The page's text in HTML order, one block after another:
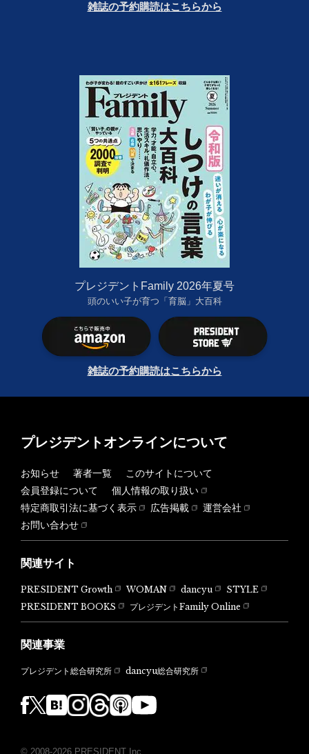
雑誌の予約購読はこちらから
プレジデントFamily 2026年夏号
頭のいい子が育つ「育脳」大百科
雑誌の予約購読はこちらから
プレジデントオンラインについて
お知らせ 著者一覧
このサイトについて
会員登録について
個人情報の取り扱い
特定商取引法に基づく表示
広告掲載
運営会社
お問い合わせ
関連サイト
PRESIDENT Growth WOMAN dancyu
STYLE
PRESIDENT BOOKS
プレジデントFamily Online
関連事業
プレジデント総合研究所 dancyu総合研究所
© 2008-2026 PRESIDENT Inc.